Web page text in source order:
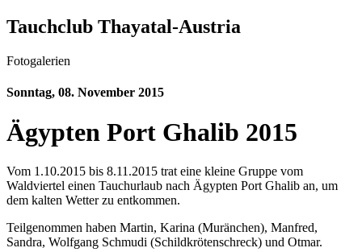
Tauchclub Thayatal-Austria
Fotogalerien
Sonntag, 08. November 2015
Ägypten Port Ghalib 2015
Vom 1.10.2015 bis 8.11.2015 trat eine kleine Gruppe vom
Waldviertel einen Tauchurlaub nach Ägypten Port Ghalib an, um
dem kalten Wetter zu entkommen.
Teilgenommen haben Martin, Karina (Muränchen), Manfred,
Sandra, Wolfgang Schmudi (Schildkrötenschreck) und Otmar.